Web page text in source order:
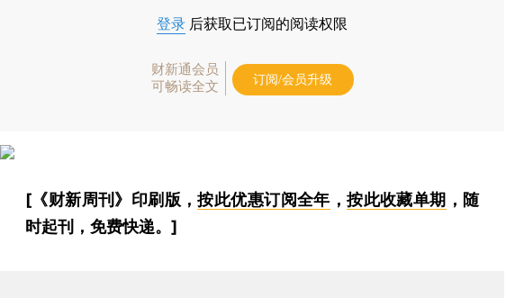
登录 后获取已订阅的阅读权限
财新通会员
可畅读全文
订阅/会员升级
[《财新周刊》印刷版，按此优惠订阅全年 ，按此收藏单期 ，随
时起刊，免费快递。]